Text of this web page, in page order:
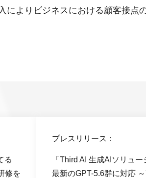
によりビジネスにおける顧客接点
る
修を
プレスリリース：
「Third AI 生成AIソリュ
最新のGPT-5.6群に対応